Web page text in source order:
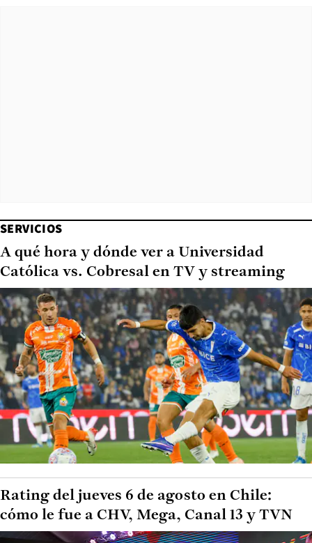
SERVICIOS
A qué hora y dónde ver a Universidad
Católica vs. Cobresal en TV y streaming
Rating del jueves 6 de agosto en Chile:
cómo le fue a CHV, Mega, Canal 13 y TVN